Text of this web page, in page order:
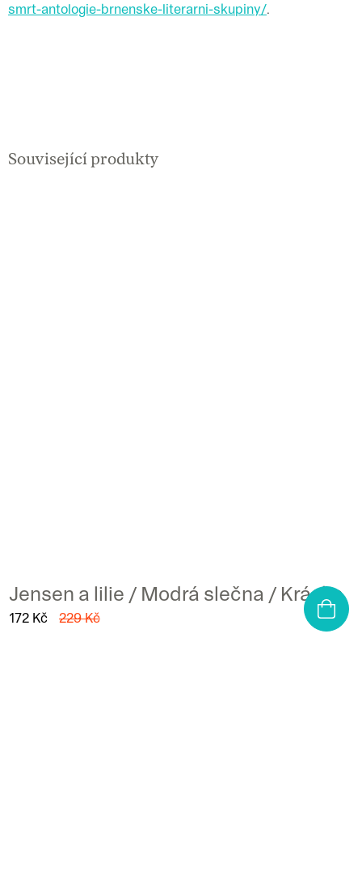
smrt-antologie-brnenske-literarni-skupiny/.
Související produkty
Jensen a lilie / Modrá slečna / Kráska
172 Kč 229 Kč